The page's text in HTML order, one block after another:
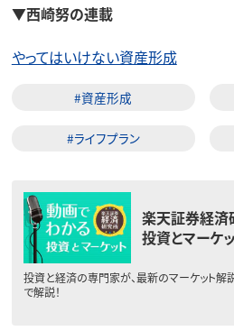
▼西崎努の連載
やってはいけない資産形成
#資産形成
#ライフプラン
楽天証券経
投資とマーケ
投資と経済の専門家が、最新のマーケット解
で解説！